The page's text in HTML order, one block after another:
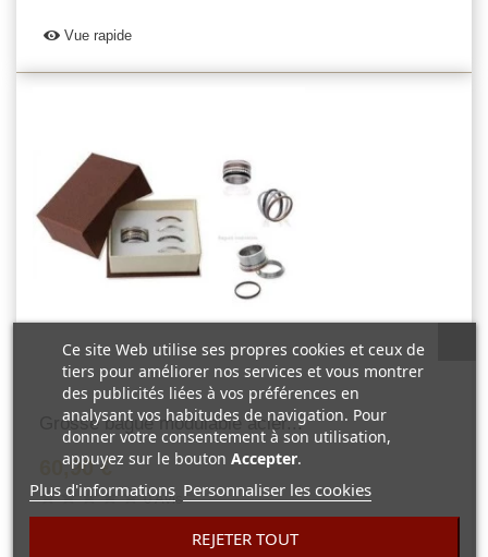
Vue rapide
Grosse bague modulable acier...
60,90 €
0 Avis
Ce site Web utilise ses propres cookies et ceux de
tiers pour améliorer nos services et vous montrer
des publicités liées à vos préférences en
analysant vos habitudes de navigation. Pour
donner votre consentement à son utilisation,
appuyez sur le bouton Accepter.
Plus d'informations Personnaliser les cookies
REJETER TOUT